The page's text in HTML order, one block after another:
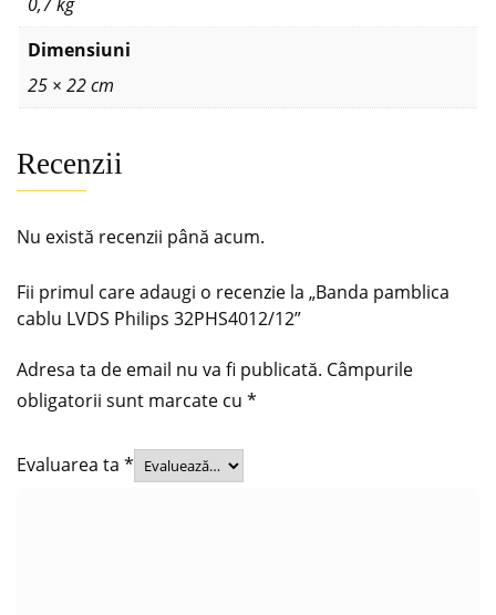
Dimensiuni
25 × 22 cm
Recenzii
Nu există recenzii până acum.
Fii primul care adaugi o recenzie la „Banda pamblica
cablu LVDS Philips 32PHS4012/12”
Adresa ta de email nu va fi publicată. Câmpurile
obligatorii sunt marcate cu *
Evaluarea ta *